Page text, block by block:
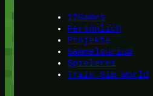
12Games
Persönlich
Projekte
Sammelsurium
Spielerei
Train Sim World